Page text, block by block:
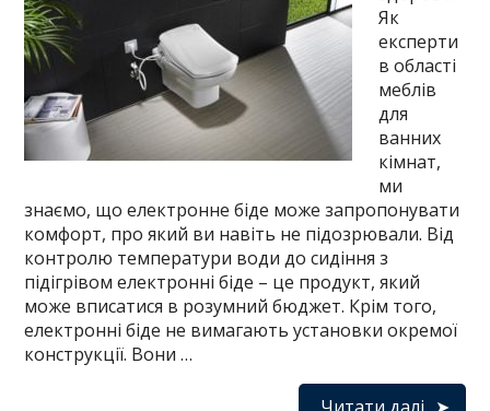
Як
експерти
в області
меблів
для
ванних
кімнат,
ми
знаємо, що електронне біде може запропонувати
комфорт, про який ви навіть не підозрювали. Від
контролю температури води до сидіння з
підігрівом електронні біде – це продукт, який
може вписатися в розумний бюджет. Крім того,
електронні біде не вимагають установки окремої
конструкції. Вони …